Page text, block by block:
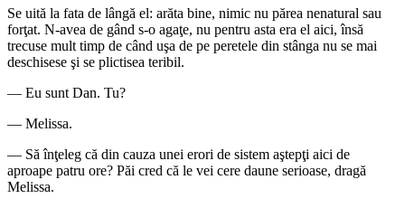
Se uită la fata de lângă el: arăta bine, nimic nu părea nenatural sau
forţat. N-avea de gând s-o agaţe, nu pentru asta era el aici, însă
trecuse mult timp de când uşa de pe peretele din stânga nu se mai
deschisese şi se plictisea teribil.
― Eu sunt Dan. Tu?
― Melissa.
― Să înţeleg că din cauza unei erori de sistem aştepţi aici de
aproape patru ore? Păi cred că le vei cere daune serioase, dragă
Melissa.